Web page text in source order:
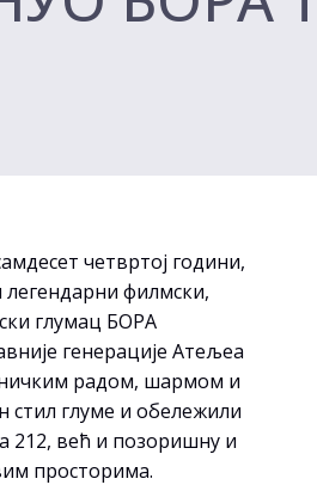
четвртој години,
филмски,
глумац БОРА
генерације Атељеа
радом, шармом и
стил глуме и обележили
212, већ и позоришну и
просторима.